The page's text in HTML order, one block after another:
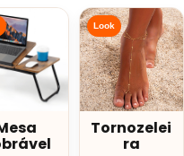
Look
Tornozelei
ra